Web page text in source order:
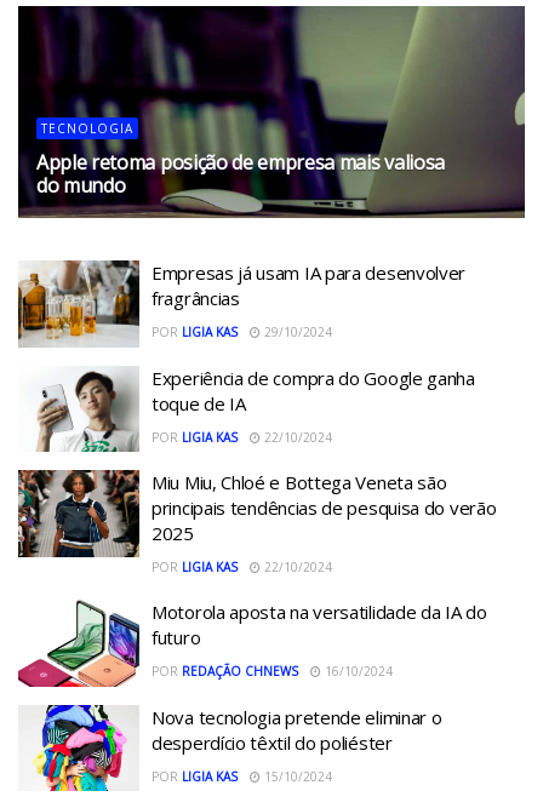
05/08/2026
TECNOLOGIA
Apple retoma posição de empresa mais valiosa
do mundo
Empresas já usam IA para desenvolver
fragrâncias
POR LIGIA KAS 29/10/2024
Experiência de compra do Google ganha
toque de IA
POR LIGIA KAS 22/10/2024
Miu Miu, Chloé e Bottega Veneta são
principais tendências de pesquisa do verão
2025
POR LIGIA KAS 22/10/2024
Motorola aposta na versatilidade da IA do
futuro
POR REDAÇÃO CHNEWS 16/10/2024
Nova tecnologia pretende eliminar o
desperdício têxtil do poliéster
POR LIGIA KAS 15/10/2024